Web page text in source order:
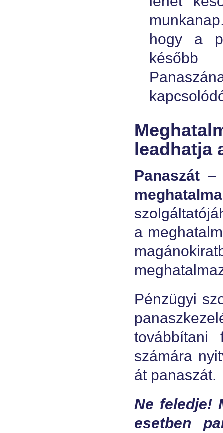
hogy a
később
leadhatja
Panaszát –
a
Pénzügyi
továbbítani
számára
át panaszát.
Ne feledje!
esetben